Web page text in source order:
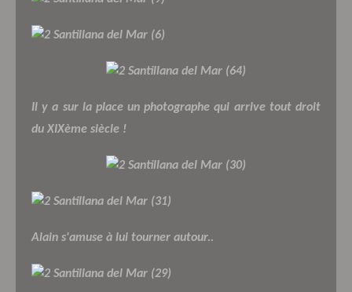
Il y a sur la place un photographe qui arrive tout droit
du XIXème siècle !
Alain s'amuse à lui tourner autour..